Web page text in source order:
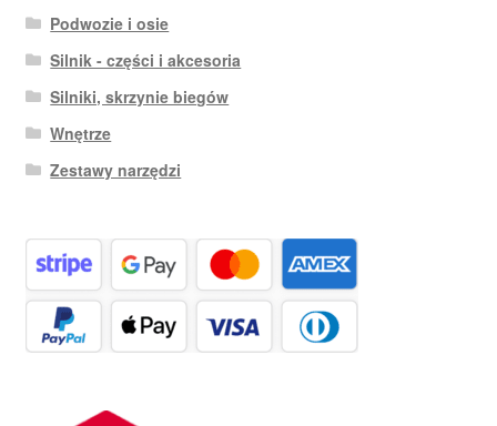
Podwozie i osie
Silnik - części i akcesoria
Silniki, skrzynie biegów
Wnętrze
Zestawy narzędzi